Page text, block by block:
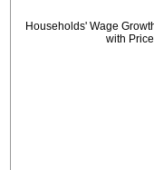
Households' Wage
with